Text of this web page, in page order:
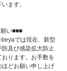
ます。
い■■■
では現在、新型
及び感染拡大防止
ります。お手数を
どお願い申し上げ